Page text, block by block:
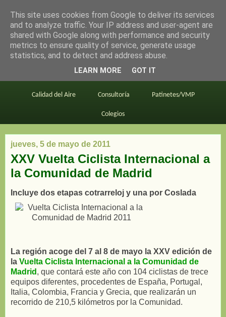
en bici por madrid
Este blog BiciMAD Primeros consejos
Calidad del Aire Consultoría Patinetes/VMP
Colegios
jueves, 5 de mayo de 2011
XXV Vuelta Ciclista Internacional a
la Comunidad de Madrid
Incluye dos etapas cotrarreloj y una por Coslada
La región acoge del 7 al 8 de mayo la XXV edición de
la Vuelta Ciclista Internacional a la Comunidad de
Madrid , que contará este año con 104 ciclistas de trece
equipos diferentes, procedentes de España, Portugal,
Italia, Colombia, Francia y Grecia, que realizarán un
recorrido de 210,5 kilómetros por la Comunidad.
This site uses cookies from Google to deliver its services
and to analyze traffic. Your IP address and user-agent are
shared with Google along with performance and security
metrics to ensure quality of service, generate usage
statistics, and to detect and address abuse.
LEARN MORE GOT IT